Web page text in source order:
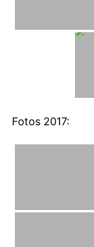
Fotos 2017: